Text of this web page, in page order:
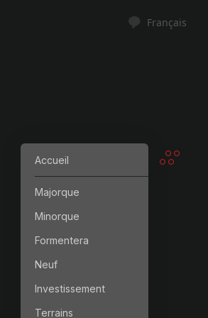
Accueil
Majorque
Minorque
Formentera
Neuf
Investissement
Terrains
Français